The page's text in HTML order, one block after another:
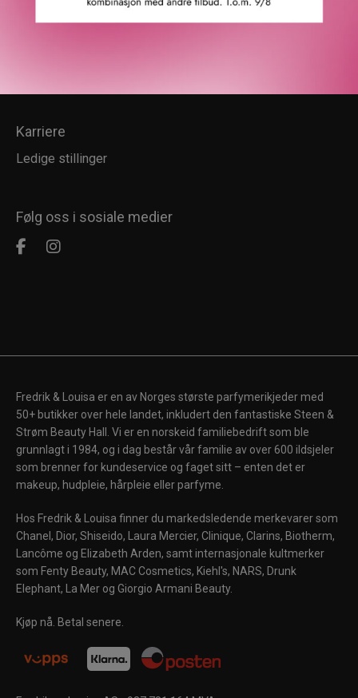
Karriere
Ledige stillinger
Følg oss i sosiale medier
Fredrik & Louisa er en av Norges største parfymerikjeder med
50+ butikker over hele landet, inkludert den fantastiske Steen &
Strøm Beauty Hall. Vi er en norskeid familiebedrift som ble
grunnlagt i 1984, og i dag består vår familie av over 600 ildsjeler
som brenner for kundeservice og faget sitt – enten det er
makeup, hudpleie, hårpleie eller parfyme.
Hos Fredrik & Louisa finner du markedsledende merkevarer som
Chanel, Dior, Shiseido, Laura Mercier, Clinique, Clarins, Biotherm,
Lancôme og Elizabeth Arden, samt internasjonale kultmerker
som Fenty Beauty, MAC Cosmetics, Kiehl's, NARS, Drunk
Elephant, La Mer og Giorgio Armani Beauty.
Kjøp nå. Betal senere.